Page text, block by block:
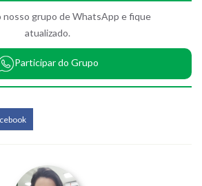
nosso grupo de WhatsApp e fique
atualizado.
Participar do Grupo